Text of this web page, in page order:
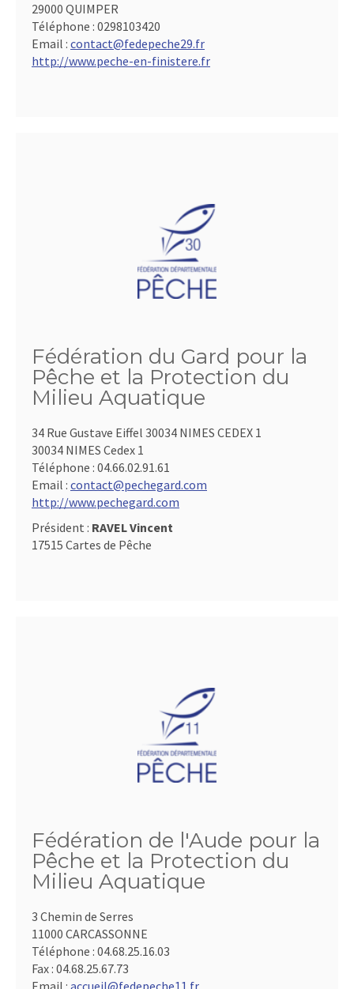
29000 QUIMPER
Téléphone : 0298103420
Email : contact@fedepeche29.fr
http://www.peche-en-finistere.fr
Fédération du Gard pour la
Pêche et la Protection du
Milieu Aquatique
34 Rue Gustave Eiffel 30034 NIMES CEDEX 1
30034 NIMES Cedex 1
Téléphone : 04.66.02.91.61
Email : contact@pechegard.com
http://www.pechegard.com
Président : RAVEL Vincent
17515 Cartes de Pêche
Fédération de l'Aude pour la
Pêche et la Protection du
Milieu Aquatique
3 Chemin de Serres
11000 CARCASSONNE
Téléphone : 04.68.25.16.03
Fax : 04.68.25.67.73
Email : accueil@fedepeche11.fr